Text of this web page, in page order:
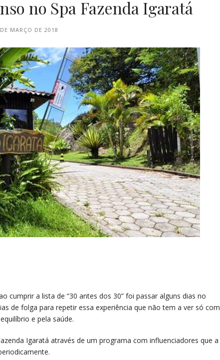
no Spa Fazenda Igaratá
MARÇO DE 2018
cumprir a lista de “30 antes dos 30” foi passar alguns dias no
de folga para repetir essa experiência que não tem a ver só com
e pela saúde.
Igaratá através de um programa com influenciadores que a